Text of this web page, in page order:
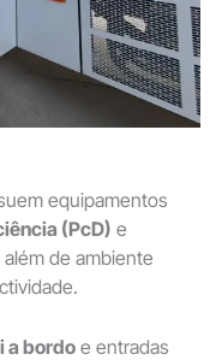
equipamentos
(PcD) e
de ambiente
a bordoe entradas